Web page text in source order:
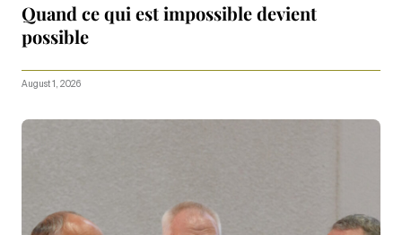
Quand ce qui est impossible devient
possible
August 1, 2026